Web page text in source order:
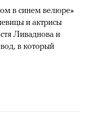
в синем велюре»
и актрисы
Ливаднова и
в который